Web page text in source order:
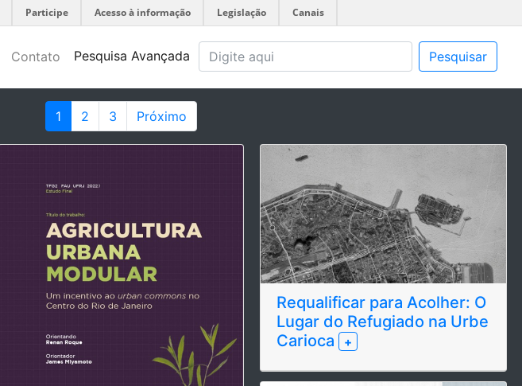
Participe Acesso à informação Legislação Canais
Contato Pesquisa Avançada Pesquisar
1 2 3 Próximo
Requalificar para Acolher: O
Lugar do Refugiado na Urbe
Carioca +